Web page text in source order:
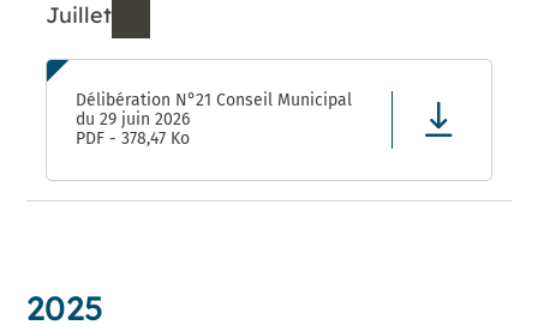
Juillet
Ressources de Juillet 2026
Délibération N°21 Conseil Municipal
du 29 juin 2026
PDF - 378,47 Ko
2025